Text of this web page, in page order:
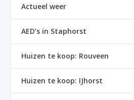
Actueel weer
AED’s in Staphorst
Huizen te koop: Rouveen
Huizen te koop: IJhorst